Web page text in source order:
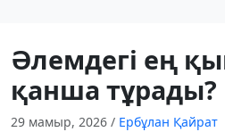
Әлемдегі ең
қанша тұрады?
29 мамыр, 2026 / Ербұлан Қайрат